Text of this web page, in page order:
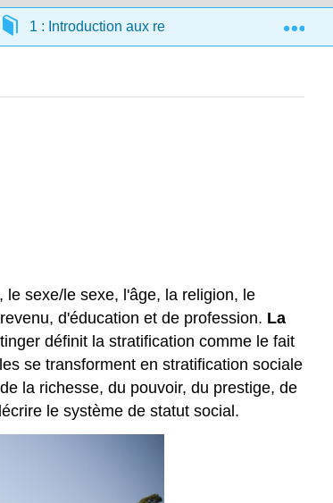
1 : Introduction aux relations raciales et
sexe/le sexe, l'âge, la religion, le
d'éducation et de profession. La
définit la stratification comme le fait
se transforment en stratification sociale
la richesse, du pouvoir, du prestige, de
le système de statut social.